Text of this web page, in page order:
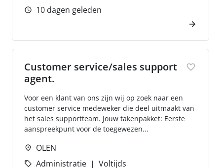
10 dagen geleden
Customer service/sales support
agent.
Voor een klant van ons zijn wij op zoek naar een
customer service medeweker die deel uitmaakt van
het sales supportteam. Jouw takenpakket: Eerste
aanspreekpunt voor de toegewezen...
OLEN
Administratie
Voltijds